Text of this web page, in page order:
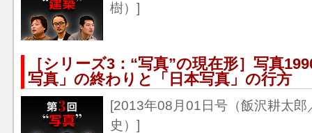
樹）]
［シリーズ3：“写真”の現在形］写真
写真」の終わりと「日本写真」の行方
[2013年08月01日号（飯沢耕太
史）]